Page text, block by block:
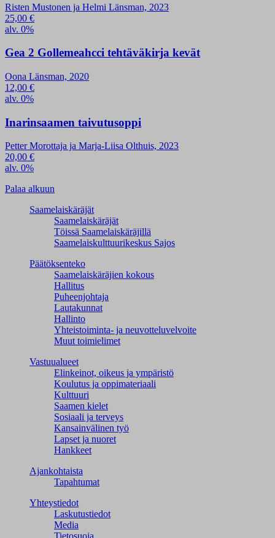
Risten Mustonen ja Helmi Länsman, 2023
25,00 €
alv. 0%
Gea 2 Gollemeahcci tehtäväkirja kevät
Oona Länsman, 2020
12,00 €
alv. 0%
Inarinsaamen taivutusoppi
Petter Morottaja ja Marja-Liisa Olthuis, 2023
20,00 €
alv. 0%
Palaa alkuun
Saamelaiskäräjät
Saamelaiskäräjät
Töissä Saamelaiskäräjillä
Saamelaiskulttuuri­keskus Sajos
Päätöksenteko
Saamelaiskäräjien kokous
Hallitus
Puheenjohtaja
Lautakunnat
Hallinto
Yhteistoiminta- ja neuvotteluvelvoite
Muut toimielimet
Vastuualueet
Elinkeinot, oikeus ja ympäristö
Koulutus ja oppimateriaali
Kulttuuri
Saamen kielet
Sosiaali ja terveys
Kansainvälinen työ
Lapset ja nuoret
Hankkeet
Ajankohtaista
Tapahtumat
Yhteystiedot
Laskutustiedot
Media